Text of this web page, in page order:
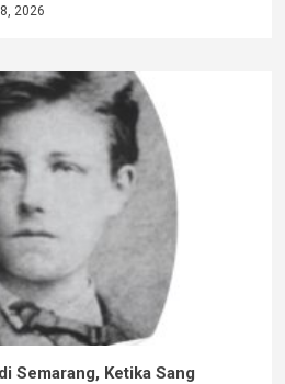
2026
Semarang, Ketika Sang